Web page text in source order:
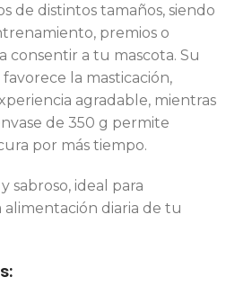
de distintos tamaños, siendo
premios o
consentir a tu mascota. Su
la masticación,
agradable, mientras
de 350 g permite
por más tiempo.
sabroso, ideal para
diaria de tu